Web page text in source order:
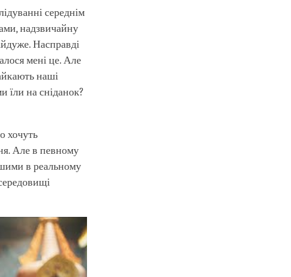
середнім
надзвичайну
Насправді
мені це. Але
наші
їли на сніданок?
хочуть
Але в певному
в реальному